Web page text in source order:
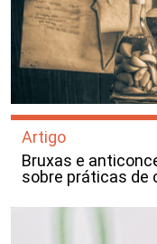
Artigo
Bruxas e
sobre práticas de